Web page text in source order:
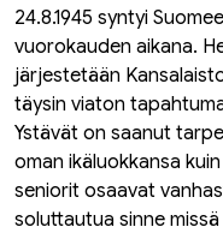
24.8.1945 syntyi
vuorokauden aikana.
järjestetään
täysin viaton
Ystävät on saanut
oman ikäluokkansa
seniorit osaavat
soluttautua sinne